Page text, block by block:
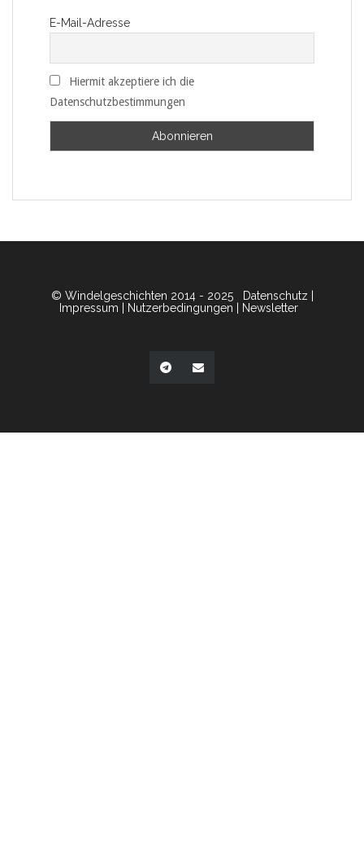
E-Mail-Adresse
Hiermit akzeptiere ich die
Datenschutzbestimmungen
© Windelgeschichten 2014 - 2025 Datenschutz
Impressum
Nutzerbedingungen Newsletter